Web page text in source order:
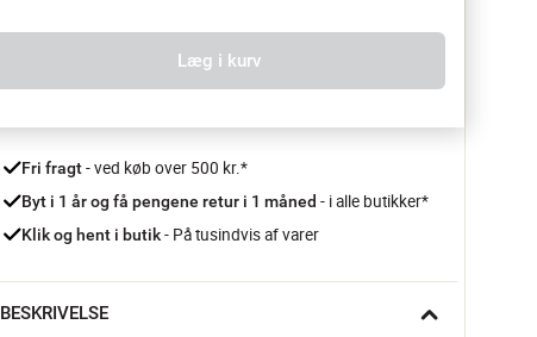
Læg i kurv
Fri fragt - ved køb over 500 kr.*
Byt i 1 år og få pengene retur i 1 måned - i alle butikker*
Klik og hent i butik - På tusindvis af varer
BESKRIVELSE